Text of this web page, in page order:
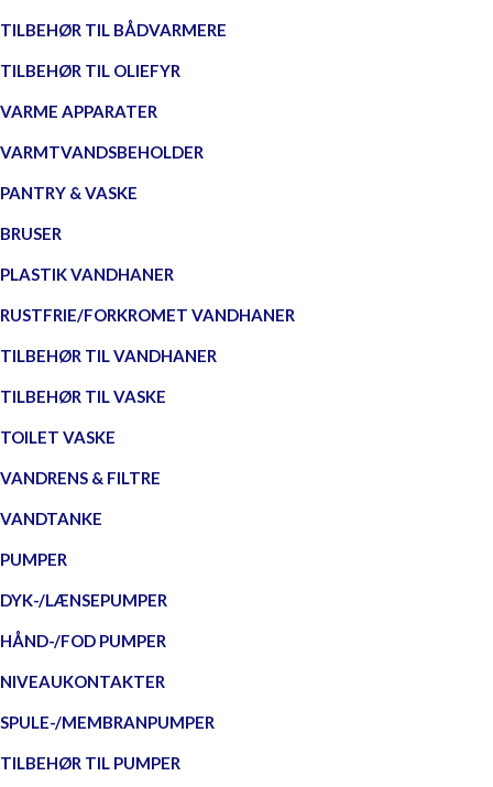
TILBEHØR TIL BÅDVARMERE
TILBEHØR TIL OLIEFYR
VARME APPARATER
VARMTVANDSBEHOLDER
PANTRY & VASKE
BRUSER
PLASTIK VANDHANER
RUSTFRIE/FORKROMET VANDHANER
TILBEHØR TIL VANDHANER
TILBEHØR TIL VASKE
TOILET VASKE
VANDRENS & FILTRE
VANDTANKE
PUMPER
DYK-/LÆNSEPUMPER
HÅND-/FOD PUMPER
NIVEAUKONTAKTER
SPULE-/MEMBRANPUMPER
TILBEHØR TIL PUMPER